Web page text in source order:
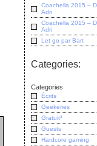
Coachella 2015 –
Adri
Coachella 2015 –
Adri
Let go par Bart
Categories:
Categories
Écrits
Geekeries
Gratuit³
Guests
Hardcore gaming